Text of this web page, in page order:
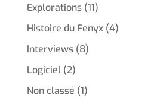
Explorations(11)
Histoire du Fenyx(4)
Interviews(8)
Logiciel(2)
Non classé (1)